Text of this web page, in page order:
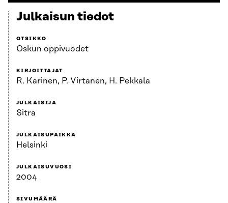
Julkaisun tiedot
OTSIKKO
Oskun oppivuodet
KIRJOITTAJAT
R. Karinen, P. Virtanen, H. Pekkala
JULKAISIJA
Sitra
JULKAISUPAIKKA
Helsinki
JULKAISUVUOSI
2004
SIVUMÄÄRÄ